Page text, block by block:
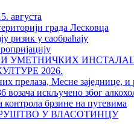
августа
града Лесковца
ризик у саобраћају
УМЕТНИЧКИХ
2026.
прелаза, Месне
возача искључено због
контрола брзине на путевима
У ВЛАСОТИНЦУ